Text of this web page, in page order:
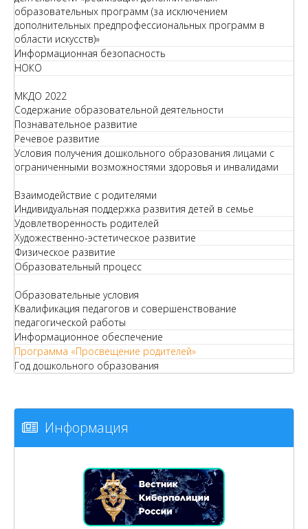
образовательных программ (за исключением
дополнительных предпрофессиональных программ в
области искусств)»
Информационная безопасность
НОКО
МКДО 2022
Содержание образовательной деятельности
Познавательное развитие
Речевое развитие
Условия получения дошкольного образования лицами с
ограниченными возможностями здоровья и инвалидами
Взаимодействие с родителями
Индивидуальная поддержка развития детей в семье
Удовлетворенность родителей
Художественно-эстетическое развитие
Физическое развитие
Образовательный процесс
Образовательные условия
Квалификация педагогов и совершенствование
педагогической работы
Информационное обеспечение
Программа «Просвещение родителей»
Год дошкольного образования
Информация